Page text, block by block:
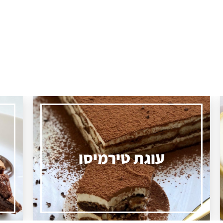
עוגת "סופלה"